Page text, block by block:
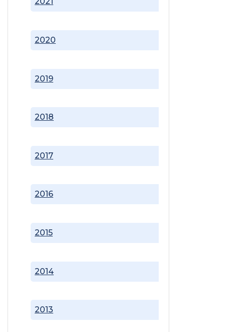
2013
2014
2015
2016
2017
2018
2019
2020